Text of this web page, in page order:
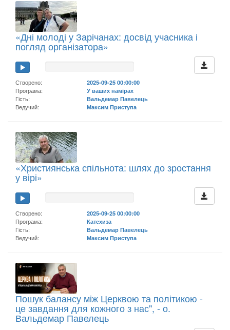
«Дні молоді у Зарічанах: досвід учасника і
погляд організатора»
Створено:
2025-09-25 00:00:00
Програма:
У ваших намірах
Гість:
Вальдемар Павелець
Ведучий:
Максим Приступа
«Християнська спільнота: шлях до зростання
у вірі»
Створено:
2025-09-25 00:00:00
Програма:
Катехиза
Гість:
Вальдемар Павелець
Ведучий:
Максим Приступа
Пошук балансу між Церквою та політикою -
це завдання для кожного з нас", - о.
Вальдемар Павелець